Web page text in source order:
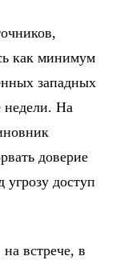
как минимум
западных
недели. На
доверие
угрозу доступ
встрече, в